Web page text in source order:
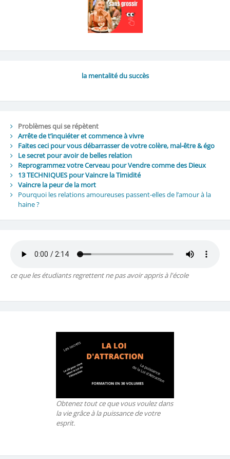
la mentalité du succès
Problèmes qui se répètent
Arrête de t’inquiéter et commence à vivre
Faites ceci pour vous débarrasser de votre colère, mal-être & égo
Le secret pour avoir de belles relation
Reprogrammez votre Cerveau pour Vendre comme des Dieux
13 TECHNIQUES pour Vaincre la Timidité
Vaincre la peur de la mort
Pourquoi les relations amoureuses passent-elles de l’amour à la
haine ?
ce que les étudiants regrettent ne pas avoir appris à l'école
Obtenez tout ce que vous voulez dans
la vie grâce à la puissance de votre
esprit.